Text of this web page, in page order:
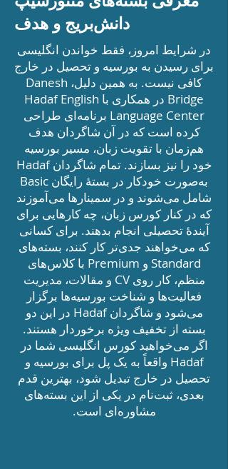
دانش‌بریج و هدف
در شرایط امروز، فقط خواندن انگلیسی
برای رسیدن به بورسیه و تحصیل در خارج
کافی نیست. به همین دلیل، Danesh
Bridge در همکاری با Hadaf English
Language Center برنامه‌ای طراحی
کرده است که در آن شاگردان هدف
هم‌زمان با تقویت زبان، مسیر بورسیه
خود را نیز بسازند. تمام شاگردان Hadaf
به‌صورت خودکار در بستهٔ رایگان Basic
شامل می‌شوند و در سمینارها می‌آموزند
که در کنار کورس زبان، چه کارهایی برای
آیندهٔ تحصیلی انجام بدهند. برای کسانی
که می‌خواهند جدی‌تر کار کنند، بسته‌های
Standard و Premium با کلاس‌های
منظم، کار روی CV و مقالات، مدیریت
فعالیت‌ها و شناخت بورسیه‌ها برگزار
می‌شود و شاگردان Hadaf در این دو
بسته از تخفیف ویژه برخوردار هستند.
اگر می‌خواهید کورس انگلیسی شما در
Hadaf واقعاً به یک پل برای بورسیه و
تحصیل در خارج تبدیل شود، بهترین قدم
بعدی، ثبت‌نام در یکی از این بسته‌های
مشاوره‌ای است.